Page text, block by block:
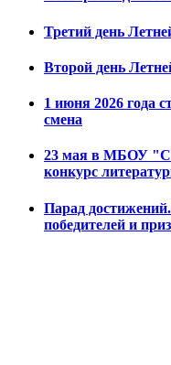
Третий день
Второй день
1 июня 2026 года
смена
23 мая в МБОУ
конкурс
Парад
победителей и